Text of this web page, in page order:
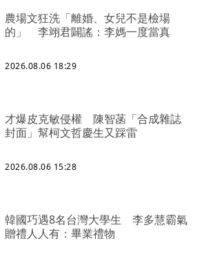
農場文狂洗「離婚、女兒不是檢場
的」 李翊君闢謠：李媽一度當真
2026.08.06 18:29
才爆皮克敏侵權 陳智菡「合成雜誌
封面」幫柯文哲慶生又踩雷
2026.08.06 15:28
韓國巧遇8名台灣大學生 李多慧霸氣
贈禮人人有：畢業禮物